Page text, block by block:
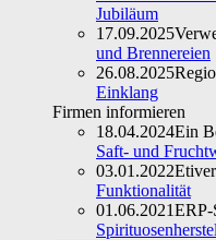
Jubiläum
17.09.2025
und Brennereien
26.08.2025
Einklang
Firmen informieren
18.04.2024Ein
Saft- und
03.01.2022
Funktionalität
01.06.2021ERP-